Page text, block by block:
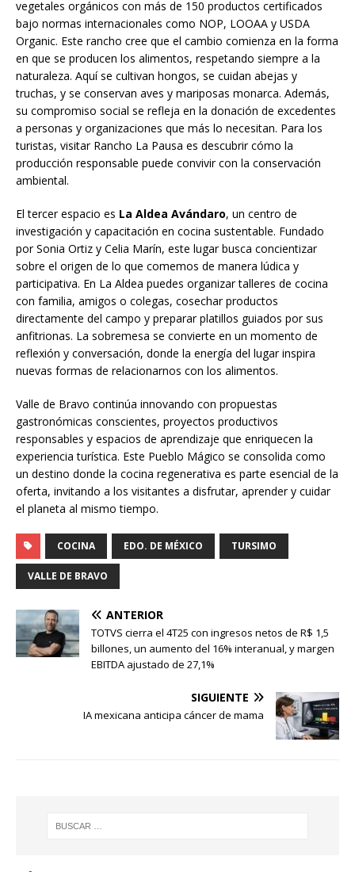
vegetales orgánicos con más de 150 productos certificados
bajo normas internacionales como NOP, LOOAA y USDA
Organic. Este rancho cree que el cambio comienza en la forma
en que se producen los alimentos, respetando siempre a la
naturaleza. Aquí se cultivan hongos, se cuidan abejas y
truchas, y se conservan aves y mariposas monarca. Además,
su compromiso social se refleja en la donación de excedentes
a personas y organizaciones que más lo necesitan. Para los
turistas, visitar Rancho La Pausa es descubrir cómo la
producción responsable puede convivir con la conservación
ambiental.
El tercer espacio es La Aldea Avándaro, un centro de
investigación y capacitación en cocina sustentable. Fundado
por Sonia Ortiz y Celia Marín, este lugar busca concientizar
sobre el origen de lo que comemos de manera lúdica y
participativa. En La Aldea puedes organizar talleres de cocina
con familia, amigos o colegas, cosechar productos
directamente del campo y preparar platillos guiados por sus
anfitrionas. La sobremesa se convierte en un momento de
reflexión y conversación, donde la energía del lugar inspira
nuevas formas de relacionarnos con los alimentos.
Valle de Bravo continúa innovando con propuestas
gastronómicas conscientes, proyectos productivos
responsables y espacios de aprendizaje que enriquecen la
experiencia turística. Este Pueblo Mágico se consolida como
un destino donde la cocina regenerativa es parte esencial de la
oferta, invitando a los visitantes a disfrutar, aprender y cuidar
el planeta al mismo tiempo.
COCINA EDO. DE MÉXICO TURSIMO
VALLE DE BRAVO
ANTERIOR
TOTVS cierra el 4T25 con ingresos netos de R$ 1,5
billones, un aumento del 16% interanual, y margen
EBITDA ajustado de 27,1%
SIGUIENTE
IA mexicana anticipa cáncer de mama